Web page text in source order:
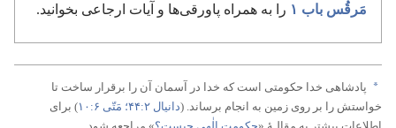
مَرقُس باب ۱ را به همراه پاورقی‌ها و آیات ارجاعی بخوانید.‏
a پادشاهی خدا حکومتی است که خدا در آسمان آن را برقرار ساخت تا
خواستش را بر روی زمین به انجام برساند.‏ (‏دانیال ۲:‏۴۴؛‏ مَتّی ۶:‏۱۰
‏)‏ برای